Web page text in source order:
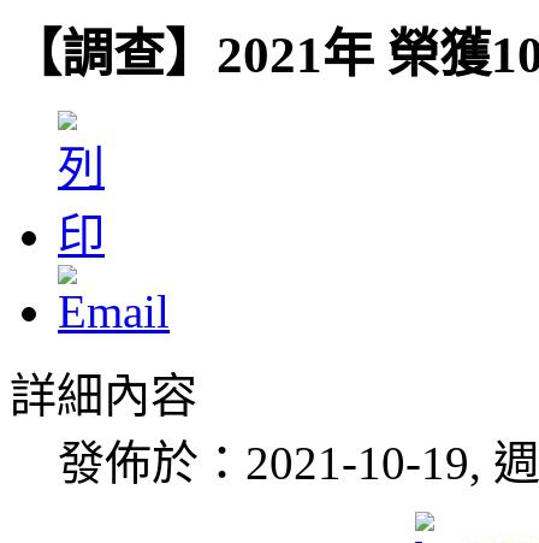
【調查】2021年 榮獲
詳細內容
發佈於：2021-10-19,